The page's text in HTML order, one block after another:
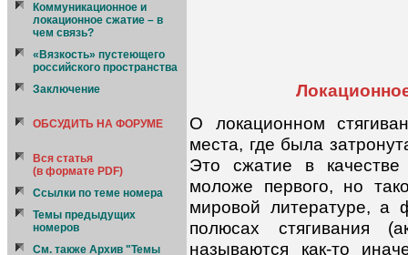
Коммуникационное и
локационное сжатие – в
чем связь?
«Вязкость» пустеющего
российского пространства
Заключение
ОБСУДИТЬ НА ФОРУМЕ
Вся статья
(в формате PDF)
Ссылки по теме номера
Темы предыдущих
номеров
См. также Архив "Темы
О локационном
места, где была
Это сжатие в качестве
моложе первого, но
мировой литературе,
полюсах стягивания
называются как-то